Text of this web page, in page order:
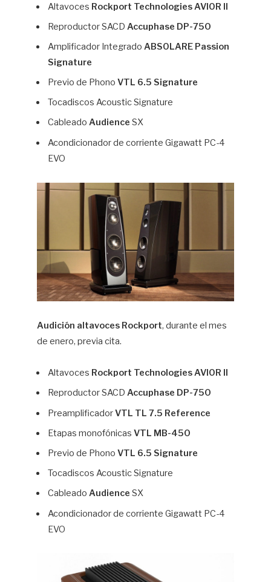
Altavoces Rockport Technologies AVIOR II
Reproductor SACD Accuphase DP-750
Amplificador Integrado ABSOLARE Passion
Signature
Previo de Phono VTL 6.5 Signature
Tocadiscos Acoustic Signature
Cableado Audience SX
Acondicionador de corriente Gigawatt PC-4
EVO
Audición altavoces Rockport, durante el mes
de enero, previa cita.
Altavoces Rockport Technologies AVIOR II
Reproductor SACD Accuphase DP-750
PreamplificadorVTL TL 7.5 Reference
Etapas monofónicas VTL MB-450
Previo de Phono VTL 6.5 Signature
Tocadiscos Acoustic Signature
Cableado Audience SX
Acondicionador de corriente Gigawatt PC-4
EVO